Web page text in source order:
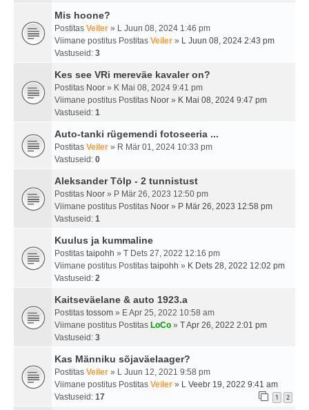
Mis hoone?
Postitas Veiler » L Juun 08, 2024 1:46 pm
Viimane postitus Postitas Veiler » L Juun 08, 2024 2:43 pm
Vastuseid: 3
Kes see VRi mereväe kavaler on?
Postitas Noor » K Mai 08, 2024 9:41 pm
Viimane postitus Postitas Noor » K Mai 08, 2024 9:47 pm
Vastuseid: 1
Auto-tanki rügemendi fotoseeria ...
Postitas Veiler » R Mär 01, 2024 10:33 pm
Vastuseid: 0
Aleksander Tōlp - 2 tunnistust
Postitas Noor » P Mär 26, 2023 12:50 pm
Viimane postitus Postitas Noor » P Mär 26, 2023 12:58 pm
Vastuseid: 1
Kuulus ja kummaline
Postitas taipohh » T Dets 27, 2022 12:16 pm
Viimane postitus Postitas taipohh » K Dets 28, 2022 12:02 pm
Vastuseid: 2
Kaitseväelane & auto 1923.a
Postitas tossom » E Apr 25, 2022 10:58 am
Viimane postitus Postitas LoCo » T Apr 26, 2022 2:01 pm
Vastuseid: 3
Kas Männiku sõjaväelaager?
Postitas Veiler » L Juun 12, 2021 9:58 pm
Viimane postitus Postitas Veiler » L Veebr 19, 2022 9:41 am
Vastuseid: 17 1 2